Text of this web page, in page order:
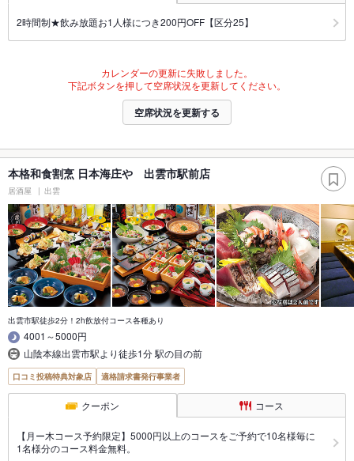
2時間制★飲み放題お1人様につき200円OFF【区分25】
カレンダーの更新に失敗しました。
下記ボタンを押して空席状況を更新してください。
空席状況を更新する
本格和食割烹 日本海庄や 出雲市駅前店
居酒屋 出雲
出雲市駅徒歩2分！2h飲放付コース各種あり
4001～5000円
山陰本線出雲市駅より徒歩1分 駅の目の前
口コミ投稿特典対象店 適格請求書発行事業者
クーポン コース
【月ー木コース予約限定】5000円以上のコースをご予約で10名様毎に
1名様分のコース料金無料。